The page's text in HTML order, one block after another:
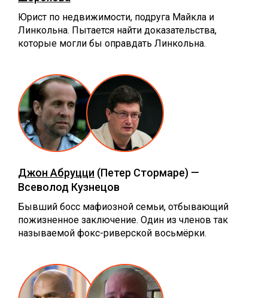
Юрист по недвижимости, подруга Майкла и
Линкольна. Пытается найти доказательства,
которые могли бы оправдать Линкольна.
Джон Абруцци (Петер Стормаре) —
Всеволод Кузнецов
Бывший босс мафиозной семьи, отбывающий
пожизненное заключение. Один из членов так
называемой фокс-риверской восьмёрки.